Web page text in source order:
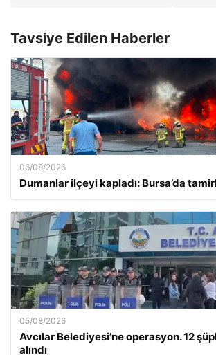
Tavsiye Edilen Haberler
06/08/2026
Dumanlar ilçeyi kapladı: Bursa’da
05/08/2026
Avcılar Belediyesi’ne operasyon. 12
alındı